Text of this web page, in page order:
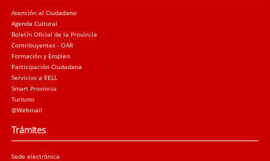
Atención al Ciudadano
Agenda Cultural
Boletín Oficial de la Provincia
Contribuyentes - OAR
Formación y Empleo
Participación Ciudadana
Servicios a EELL
Smart Provincia
Turismo
@Webmail
Trámites
Sede electrónica